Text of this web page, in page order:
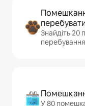
Знайдіть 20
У 80